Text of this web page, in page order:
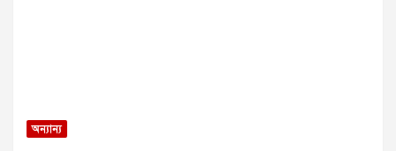
অন্যান্য